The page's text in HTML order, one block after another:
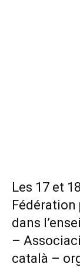
Les 17 et
dans
–
català –